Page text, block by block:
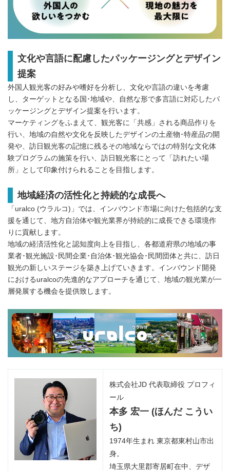
文化や言語に配慮したパッケージングとデザイン
提案
外国人観光客の好みや嗜好を分析し、文化や言語の違いを考慮
し、ターゲットとなる国･地域や、自然な形で多言語に対応したパ
ッケージングとデザイン提案を行います。
マーケティングをふまえて、観光客に「共感」される商品作りを
行い、地域の自然や文化を反映したデザインの土産物･特産品の開
発や、訪日観光客の記憶に残るその地域ならではの特別な文化体
験プログラムの施策を行い、訪日観光客にとって「訪れたい場
所」として印象付けられることを目指します。
地域経済の活性化と持続的な成長へ
「uralco (ウラルコ)」では、インバウンド市場に向けた包括的な支
援を通じて、地方自治体や観光業界が持続的に成長できる環境作
りに貢献します。
地域の経済活性化と認知度向上を目指し、各都道府県の地域の事
業者･観光施設･民間企業･自治体･観光協会･民間団体と共に、訪日
観光の新しいステージを築き上げていきます。インバウンド開発
におけるuralcoの先進的なアプローチを通じて、地域の観光業が一
層発展する機会を提供致します。
株式会社JD 代表取締役 プロフィ
ール
本多 宏一 (ほんだ こうい
ち)
1974年生まれ 東京都東村山市出
身。
埼玉県大里郡寄居町在中、デザ